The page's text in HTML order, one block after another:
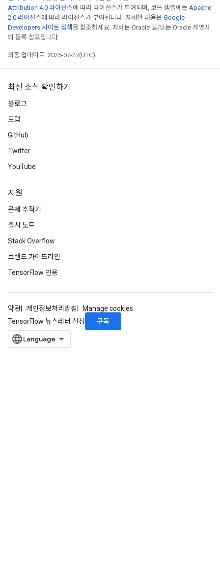
Attribution 4.0 라이선스에 따라 라이선스가 부여되며, 코드 샘플에는 Apache
2.0 라이선스에 따라 라이선스가 부여됩니다. 자세한 내용은 Google
Developers 사이트 정책을 참조하세요. 자바는 Oracle 및/또는 Oracle 계열사
의 등록 상표입니다.
최종 업데이트: 2025-07-27(UTC)
최신 소식 확인하기
블로그
포럼
GitHub
Twitter
YouTube
지원
문제 추적기
출시 노트
Stack Overflow
브랜드 가이드라인
TensorFlow 인용
약관 개인정보처리방침
Manage cookies
TensorFlow 뉴스레터 신청
구독